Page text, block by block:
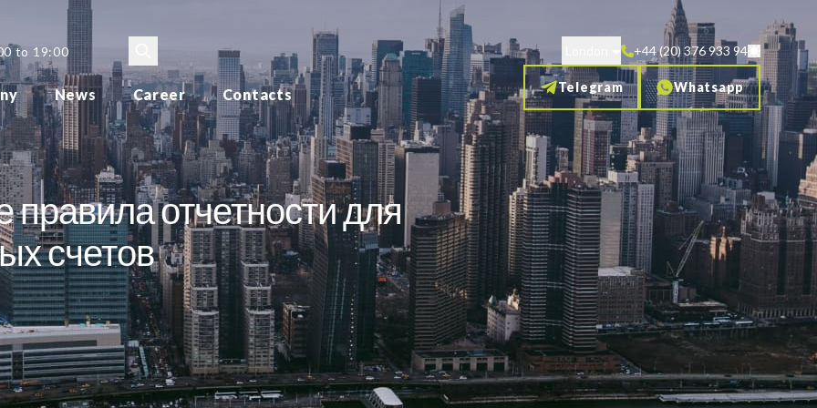
to 19:00
News Career Contacts
+44 (20) 376 933 94
Telegram Whatsapp
отчетности для
счетов